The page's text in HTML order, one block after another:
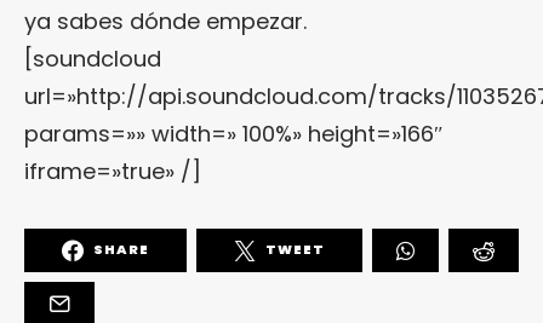
ya sabes dónde empezar.
[soundcloud
url=»http://api.soundcloud.com/tracks/
params=»» width=» 100%» height=»166″
iframe=»true» /]
SHARE TWEET